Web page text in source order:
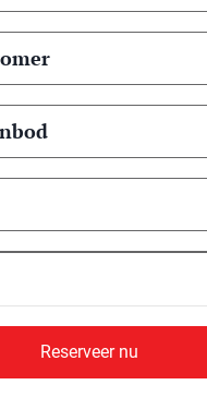
Reserveer nu
Booking
Algemene
Privacyverklaring